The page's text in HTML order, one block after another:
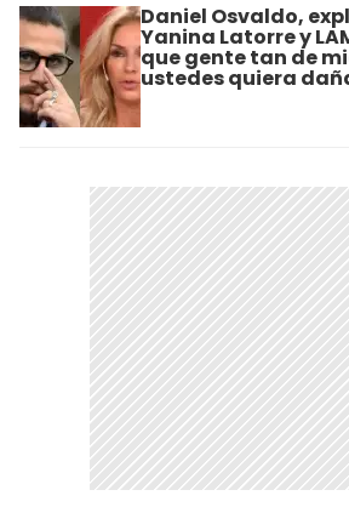
Daniel Osvaldo,
Yanina Latorre y
que gente tan de
ustedes quiera